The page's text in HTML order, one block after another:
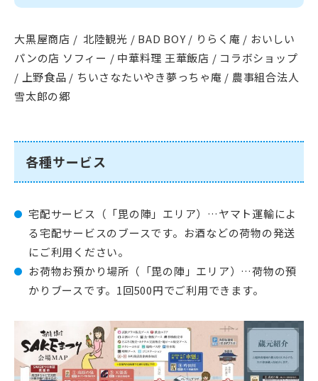
大黒屋商店 / 北陸観光 / BAD BOY / りらく庵 / おいしい
パンの店 ソフィー / 中華料理 王華飯店 / コラボショップ
/ 上野食品 / ちいさなたいやき夢っちゃ庵 / 農事組合法人
雪太郎の郷
各種サービス
宅配サービス（「毘の陣」エリア）…ヤマト運輸によ
る宅配サービスのブースです。お酒などの荷物の発送
にご利用ください。
お荷物お預かり場所（「毘の陣」エリア）…荷物の預
かりブースです。1回500円でご利用できます。